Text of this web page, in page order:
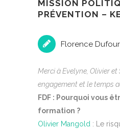
MISSION
PRÉVENTION –
Florence
Merci à Evelyne, Olivier
engagement et le temps
FDF : Pourquoi vous
formation ?
Olivier Mangold : Le